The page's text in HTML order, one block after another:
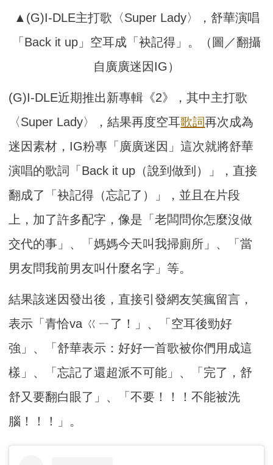
▲(G)I-DLE主打歌〈Super Lady〉，舒華演唱
「Back it up」空耳成「袂記得」。（圖／翻攝
自廣廣迷因IG）
(G)I-DLE近期推出新專輯《2》，其中主打歌
〈Super Lady〉，結果再度空耳歌詞再次成為
迷因素材，IG粉專「廣廣迷因」這次就將舒華
演唱的歌詞「Back it up（說到做到）」，直接
翻成了「袂記得（忘記了）」，並且在片段
上，加了許多配字，像是「老闆問你怎麼沒做
交代的事」、「媽媽今天叫我掃廁所」、「當
男友問我前男友叫什麼名字」等。
結果該迷因發出後，直接引發網友笑瘋留言，
表示「青恰va ㄍㄧ了！」、「空耳後勁好
強」、「舒華表示：好好一首歌被你們用成這
樣」、「忘記了還超派不可能」、「完了，舒
舒又要翻白眼了」、「不要！！！不能被洗
腦！！！」。